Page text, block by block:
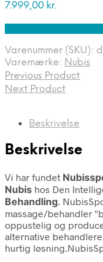
7.999,00 kr.
Varenummer (SKU):
Varemærke: Nubis
Previous Product
Next Product
Beskrivelse
Beskrivelse
Vi har fundet
Nubis hos Den
Behandling.
massage/behandler
oppustelig og
alternative
hurtig